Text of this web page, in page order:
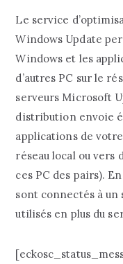
Le service
Windows Update
Windows et les
d’autres PC sur le
serveurs Microsoft
distribution envoie
applications de
réseau local ou vers
ces PC des pairs).
sont connectés à un
utilisés en plus du